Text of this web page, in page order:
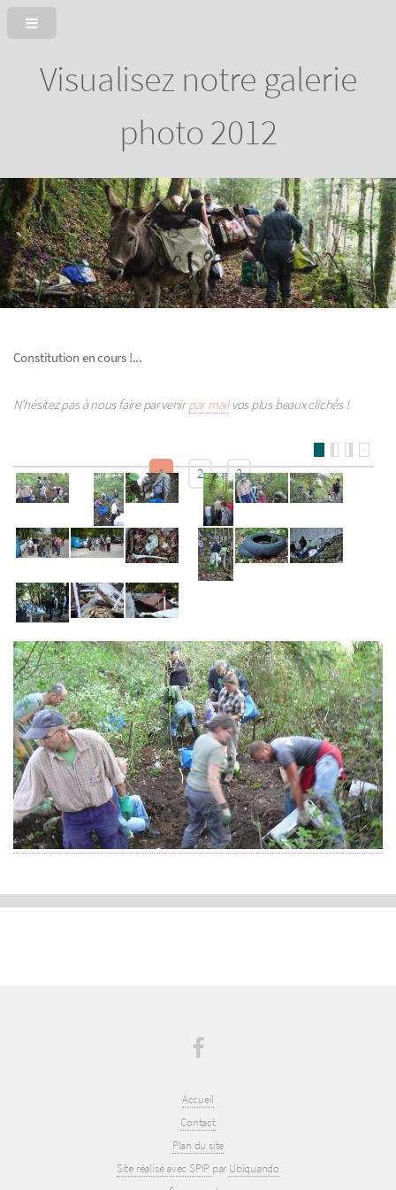
Visualisez notre galerie
photo 2012
Constitution en cours !...
N’hésitez pas à nous faire parvenirpar mailvos plus beaux clichés !
>
1 2 3
Accueil
Contact
Plan du site
Site réalisé avec SPIP par Ubiquando